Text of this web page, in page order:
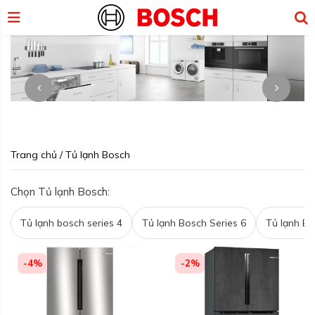
Trang chủ /Tủ lạnh Bosch
Chọn Tủ lạnh Bosch:
Tủ lạnh bosch series 4 Tủ lạnh Bosch Series 6 Tủ lạnh
-4% -2%